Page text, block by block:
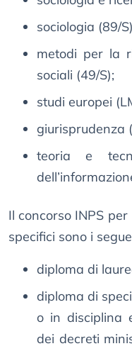
sociologia (89/
metodi per la
sociali (49/S);
studi europei
giurisprudenza
teoria e
Il concorso INPS
specifici sono i
diploma di
diploma di
o in disciplina
dei decreti